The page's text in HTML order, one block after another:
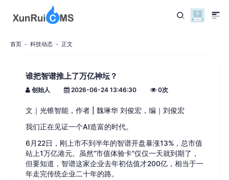
首页 科技动态 正文
谁把智谱推上了万亿神坛？
创始人 2026-06-24 13:46:30 0次
文｜光锥智能，作者 | 魏琳华 刘俊宏，编｜刘俊宏
我们正在见证一个AI造富的时代。
6月22日，刚上市不到半年的智谱开盘暴涨13%，总市值
站上1万亿港元。虽然“市值体验卡”仅仅一天就到期了，
但要知道，智谱这家企业去年初估值才200亿，相当于一
年走完传统企业二十年的路。